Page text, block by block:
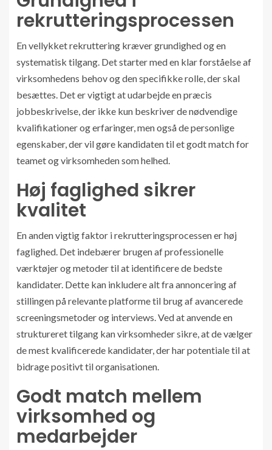
rekrutteringsprocessen
En vellykket rekruttering kræver grundighed og en
systematisk tilgang. Det starter med en klar forståelse af
virksomhedens behov og den specifikke rolle, der skal
besættes. Det er vigtigt at udarbejde en præcis
jobbeskrivelse, der ikke kun beskriver de nødvendige
kvalifikationer og erfaringer, men også de personlige
egenskaber, der vil gøre kandidaten til et godt match for
teamet og virksomheden som helhed.
Høj faglighed sikrer
kvalitet
En anden vigtig faktor i rekrutteringsprocessen er høj
faglighed. Det indebærer brugen af professionelle
værktøjer og metoder til at identificere de bedste
kandidater. Dette kan inkludere alt fra annoncering af
stillingen på relevante platforme til brug af avancerede
screeningsmetoder og interviews. Ved at anvende en
struktureret tilgang kan virksomheder sikre, at de vælger
de mest kvalificerede kandidater, der har potentiale til at
bidrage positivt til organisationen.
Godt match mellem
virksomhed og
medarbejder